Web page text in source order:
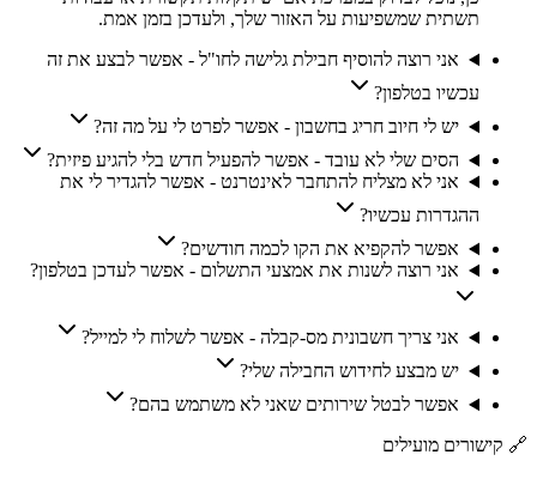
תשתית שמשפיעות על האזור שלך, ולעדכן בזמן אמת.
אני רוצה להוסיף חבילת גלישה לחו"ל - אפשר לבצע את זה
עכשיו בטלפון?
יש לי חיוב חריג בחשבון - אפשר לפרט לי על מה זה?
הסים שלי לא עובד - אפשר להפעיל חדש בלי להגיע פיזית?
אני לא מצליח להתחבר לאינטרנט - אפשר להגדיר לי את
ההגדרות עכשיו?
אפשר להקפיא את הקו לכמה חודשים?
אני רוצה לשנות את אמצעי התשלום - אפשר לעדכן בטלפון?
אני צריך חשבונית מס-קבלה - אפשר לשלוח לי למייל?
יש מבצע לחידוש החבילה שלי?
אפשר לבטל שירותים שאני לא משתמש בהם?
🔗 קישורים מועילים